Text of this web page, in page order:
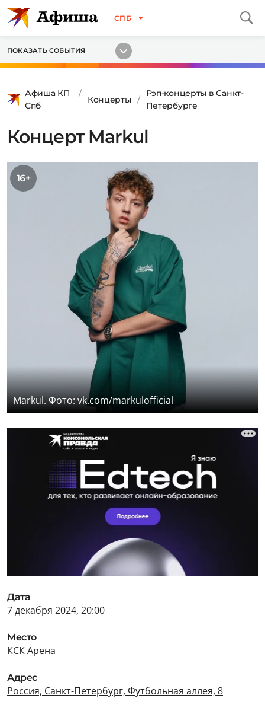
СПБ
ПОКАЗАТЬ СОБЫТИЯ
Афиша КП
Спб
Концерты
Рэп-концерты в Санкт-
Петербурге
Концерт Markul
16+
Markul. Фото: vk.com/markulofficial
Дата
7 декабря 2024, 20:00
Место
КСК Арена
Адрес
Россия, Санкт-Петербург, Футбольная аллея, 8